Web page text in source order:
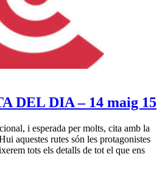
DEL DIA – 14 maig 15
i esperada per molts, cita amb la
aquestes rutes són les protagonistes
tots els detalls de tot el que ens